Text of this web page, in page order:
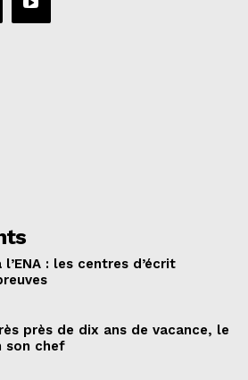
l’ENA : les centres d’écrit
près de dix ans de vacance, le
son chef